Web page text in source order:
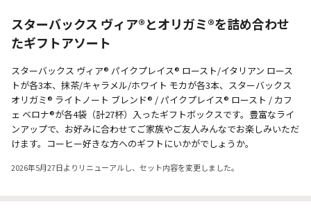
スターバックス ヴィア®とオリガミ®を詰め合わせ
たギフトアソート
スターバックス ヴィア® パイクプレイス® ロースト/イタリアン ロース
トが各3本、抹茶/キャラメル/ホワイト モカが各3本、スターバックス
オリガミ® ライトノート ブレンド® / パイクプレイス® ロースト / カフ
ェ ベロナ®が各4袋（計27杯）入ったギフトボックスです。豊富なライ
ンアップで、お好みに合わせてご家族やご友人みんなでお楽しみいただ
けます。コーヒー好きな方へのギフトにいかがでしょうか。
2026年5月27日よりリニューアルし、セット内容を変更しました。